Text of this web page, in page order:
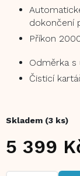
5 399
Skladem (3 ks)
dokončení
Příkon
Odměrka
Čisticí